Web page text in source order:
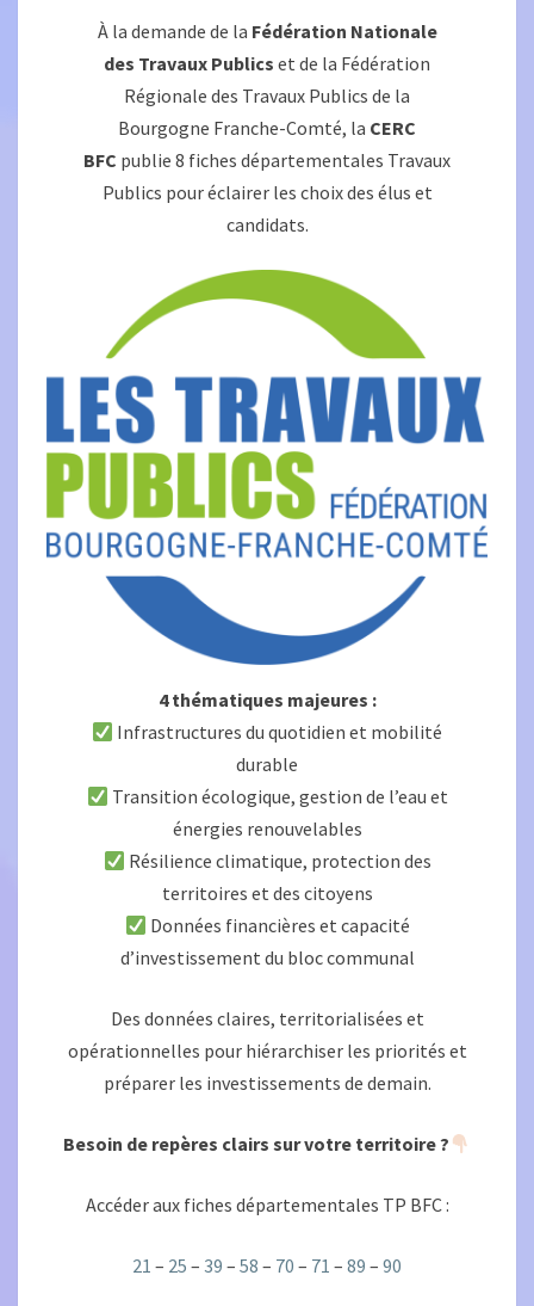
À la demande de la Fédération Nationale
des Travaux Publics et de la Fédération
Régionale des Travaux Publics de la
Bourgogne Franche-Comté, la CERC
BFC publie 8 fiches départementales Travaux
Publics pour éclairer les choix des élus et
candidats.
4 thématiques majeures :
Infrastructures du quotidien et mobilité
durable
Transition écologique, gestion de l’eau et
énergies renouvelables
Résilience climatique, protection des
territoires et des citoyens
Données financières et capacité
d’investissement du bloc communal
Des données claires, territorialisées et
opérationnelles pour hiérarchiser les priorités et
préparer les investissements de demain.
Besoin de repères clairs sur votre territoire ?
Accéder aux fiches départementales TP BFC :
21 – 25 – 39 – 58 – 70 – 71 – 89 – 90